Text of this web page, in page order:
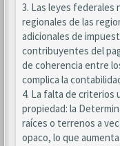
3. Las leyes federales
regionales de las
adicionales de
contribuyentes del
de coherencia entre
complica la
4. La falta de criterios
propiedad: la
raíces o terrenos a
opaco, lo que